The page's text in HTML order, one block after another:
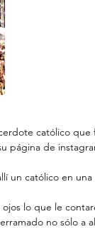
católico que
página de
un católico en
no sólo a